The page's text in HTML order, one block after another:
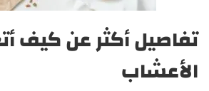
تفاصيل أكثر عن كيف
الأعشاب